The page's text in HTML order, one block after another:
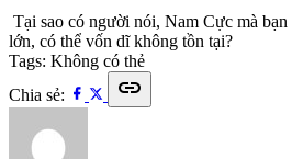
Tại sao có người nói, Nam Cực mà
lớn, có thể vốn dĩ không tồn tại?
Tags: Không có thẻ
Chia sẻ:
link